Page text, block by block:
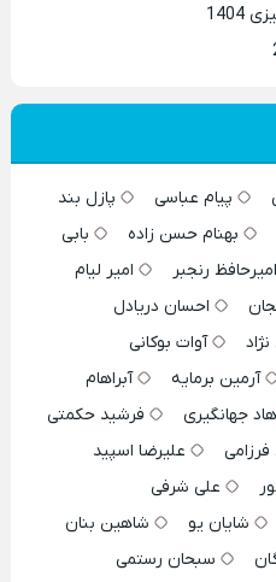
پیام عباسی
پازل بند
بهنام حسن زاده
بابی
امیرحافظ رنجبر
امیر لیام
احسان دریادل
آوات بوکانی
آرمین برمایه
آبراهام
جهانگیری
فرشید حکمتی
علیرضا اسپید
علی شرفی
شایان یو
شاهین بنان
سبحان رستمی